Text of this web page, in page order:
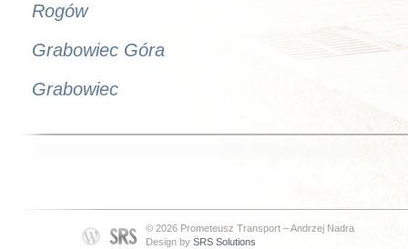
Rogów
Grabowiec Góra
Grabowiec
© 2026 Prometeusz Transport – Andrzej Nadra
Design by SRS Solutions